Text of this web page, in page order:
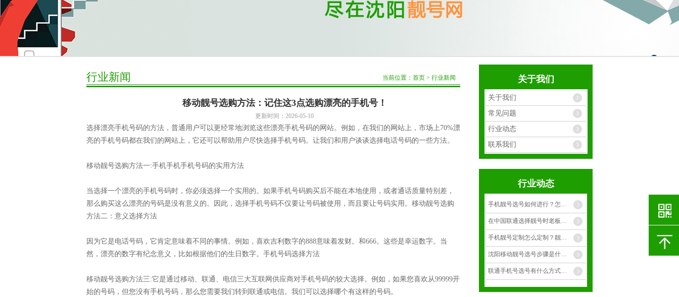
行业新闻 当前位置： 首页 > 行业新闻
移动靓号选购方法：记住这3点选购漂亮的手机号！
更新时间：2026-05-10
选择漂亮手机号码的方法，普通用户可以更经常地浏览这些漂亮手机号码的网站。例如，在我们的网站上，市场上70%漂
亮的手机号码都在我们的网站上，它还可以帮助用户尽快选择手机号码。让我们和用户谈谈选择电话号码的一些方法。
移动靓号选购方法一:手机手机手机号码的实用方法
当选择一个漂亮的手机号码时，你必须选择一个实用的。如果手机号码购买后不能在本地使用，或者通话质量特别差，
那么购买这么漂亮的号码是没有意义的。因此，选择手机号码不仅要让号码被使用，而且要让号码实用。移动靓号选购
方法二：意义选择方法
因为它是电话号码，它肯定意味着不同的事情。例如，喜欢吉利数字的888意味着发财。和666。这些是幸运数字。当
然，漂亮的数字有纪念意义，比如根据他们的生日数字。手机号码选择方法
移动靓号选购方法三:它是通过移动、联通、电信三大互联网供应商对手机号码的较大选择。例如，如果您喜欢从99999开
始的号码，但您没有手机号码，那么您需要我们转到联通或电信。我们可以选择哪个有这样的号码。
关于我们
关于我们
常见问题
行业动态
联系我们
行业动态
手机靓号选号如何进行？怎么才能选择到合适靓号？
在中国联通选择靓号时老板选择什么样的手靓号呢？
手机靓号定制怎么定制？靓号有多少种呢？
沈阳移动靓号选号步骤是什么呢？
联通手机号选号有什么方式呢？